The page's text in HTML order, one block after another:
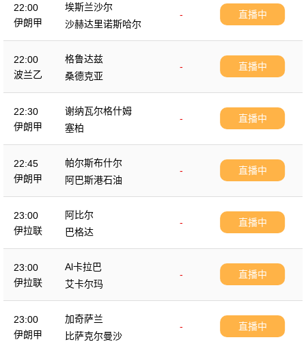
22:00
伊朗甲
埃斯兰沙尔
-
沙赫达里诺斯哈尔
直播中
22:00
波兰乙
格鲁达兹
-
桑德克亚
直播中
22:30
伊朗甲
谢纳瓦尔格什姆
-
塞柏
直播中
22:45
伊朗甲
帕尔斯布什尔
-
阿巴斯港石油
直播中
23:00
伊拉联
阿比尔
-
巴格达
直播中
23:00
伊拉联
Al卡拉巴
-
艾卡尔玛
直播中
23:00
伊朗甲
加奇萨兰
-
比萨克尔曼沙
直播中